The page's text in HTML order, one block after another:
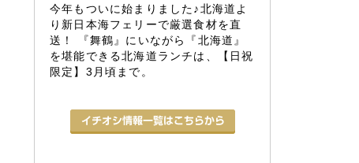
今年もついに始まりました♪北海道よ
り新日本海フェリーで厳選食材を直
送！ 『舞鶴』にいながら『北海道』
を堪能できる北海道ランチは、【日祝
限定】3月頃まで。